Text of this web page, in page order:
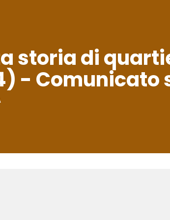
storia di
- Comunicato